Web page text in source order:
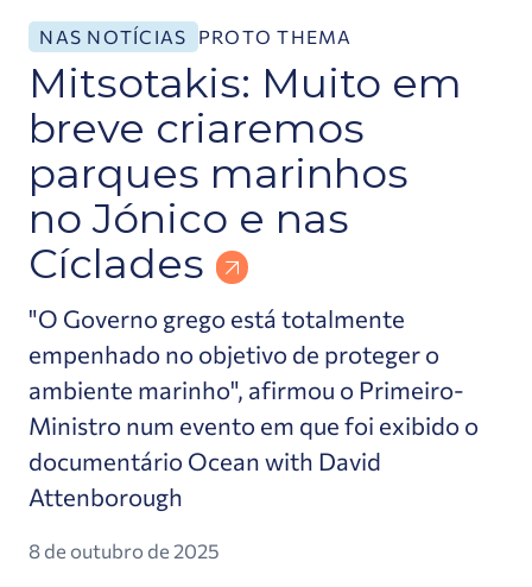
NAS NOTÍCIAS PROTO THEMA
Mitsotakis: Muito em
breve criaremos
parques marinhos
no Jónico e nas
Cíclades
"O Governo grego está totalmente
empenhado no objetivo de proteger o
ambiente marinho", afirmou o Primeiro-
Ministro num evento em que foi exibido o
documentário Ocean with David
Attenborough
8 de outubro de 2025